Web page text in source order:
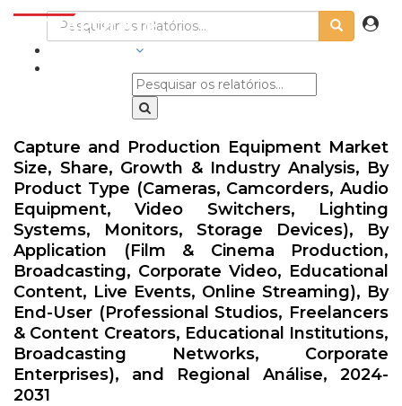
Capture and Production Equipment Market
Size, Share, Growth & Industry Analysis, By
Product Type (Cameras, Camcorders, Audio
Equipment, Video Switchers, Lighting
Systems, Monitors, Storage Devices), By
Application (Film & Cinema Production,
Broadcasting, Corporate Video, Educational
Content, Live Events, Online Streaming), By
End-User (Professional Studios, Freelancers
& Content Creators, Educational Institutions,
Broadcasting Networks, Corporate
Enterprises), and Regional Análise, 2024-
2031